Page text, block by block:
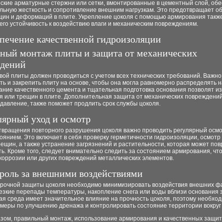
арматурные стержни или сетки, вмонтированные в цементный слой,
жесткость и сопротивление внешним нагрузкам. Это предотвращает
и деформаций в плите. Укрепление цоколя с помощью армирования
устойчивость к воздействию влаги и механическим повреждениям.
качественной гидроизоляции
монтаж плиты и защита от механических
плиты должен проводиться с учетом всех технических требований.
и закрепить плиту на основе, чтобы она могла равномерно распределять
качественного цемента и тщательная подготовка основания позволят
или трещин в плите. Дополнительная защита от механических
также поможет продлить срок службы цоколя.
уход и осмотр
повторного разрушения цоколя важно проводить регулярный
Это включает в себя проверку герметичности гидроизоляции,
а также устранение загрязнений и растительности, которая может
Кроме того, следует внимательно следить за состоянием армирования,
или других повреждений металлических элементов.
за внешними воздействиями
защиты цоколя необходимо минимизировать воздействия внешних
перепады температуры, накопление снега или воды вблизи основания
среда имеет значительное влияние на прочность цоколя, поэтому
по улучшению дренажа и контролировать состояние территории
правильный монтаж, использование армирования и качественных